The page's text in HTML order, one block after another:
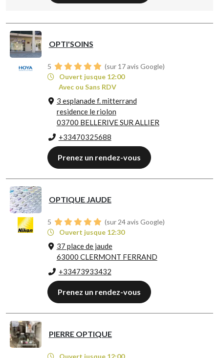
OPTI'SOINS
5
(sur 17 avis Google)
Ouvert jusque 12:00
Avec ou Sans RDV
3 esplanade f. mitterrand
residence le riolon
03700 BELLERIVE SUR ALLIER
+33470325688
Prenez un rendez-vous
OPTIQUE JAUDE
5
(sur 24 avis Google)
Ouvert jusque 12:30
37 place de jaude
63000 CLERMONT FERRAND
+33473933432
Prenez un rendez-vous
PIERRE OPTIQUE
Ouvert jusque 12:00